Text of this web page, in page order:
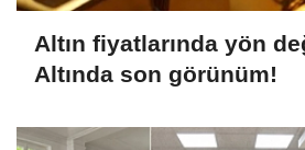
Altın fiyatlarında yön
Altında son görünüm!